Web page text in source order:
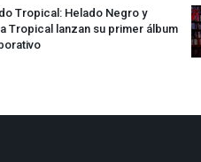
Tropical: Helado Negro y
Tropical lanzan su primer álbum